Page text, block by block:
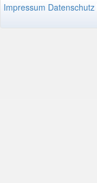
Impressum Datenschutz